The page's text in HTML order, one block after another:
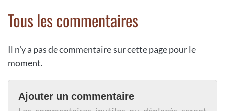
Tous les commentaires
Il n'y a pas de commentaire sur cette page pour le
moment.
Ajouter un commentaire